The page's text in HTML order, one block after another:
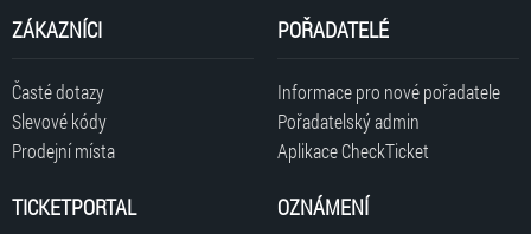
ZÁKAZNÍCI
Časté dotazy
Slevové kódy
Prodejní místa
POŘADATELÉ
Informace pro nové pořadatele
Pořadatelský admin
Aplikace CheckTicket
TICKETPORTAL OZNÁMENÍ